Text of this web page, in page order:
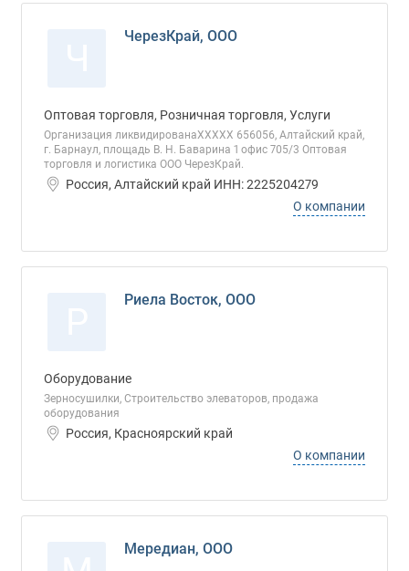
ЧерезКрай, ООО
Оптовая торговля, Розничная торговля, Услуги
Организация ликвидированаХХХХХ 656056, Алтайский край,
г. Барнаул, площадь В. Н. Баварина 1 офис 705/3 Оптовая
торговля и логистика ООО ЧерезКрай.
Россия, Алтайский край ИНН: 2225204279
О компании
Риела Восток, ООО
Оборудование
Зерносушилки, Строительство элеваторов, продажа
оборудования
Россия, Красноярский край
О компании
Мередиан, ООО